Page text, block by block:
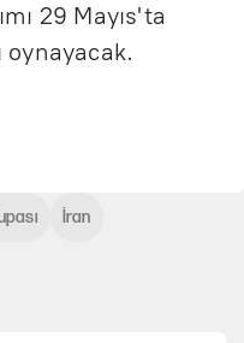
29 Mayıs'ta
oynayacak.
İran